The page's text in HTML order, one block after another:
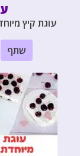
עוגת קיץ
שתף